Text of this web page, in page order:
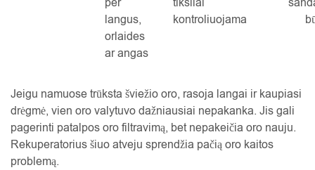
langus,
orlaides
ar angas
kontroliuojama
Jeigu namuose trūksta šviežio oro, rasoja langai ir kaupiasi
drėgmė, vien oro valytuvo dažniausiai nepakanka. Jis gali
pagerinti patalpos oro filtravimą, bet nepakeičia oro nauju.
Rekuperatorius šiuo atveju sprendžia pačią oro kaitos
problemą.